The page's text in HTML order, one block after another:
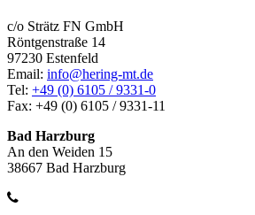
c/o Strätz FN GmbH
Röntgenstraße 14
97230 Estenfeld
Email: info@hering-mt.de
Tel: +49 (0) 6105 / 9331-0
Fax: +49 (0) 6105 / 9331-11
Bad Harzburg
An den Weiden 15
38667 Bad Harzburg